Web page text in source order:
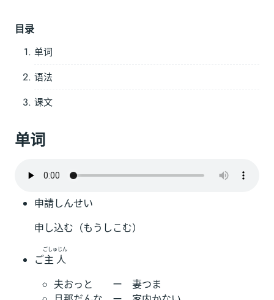
目录
单词
语法
课文
单词
申請しんせい
申し込む（もうしこむ）
ご主人
ごしゅじん
夫おっと ー 妻つま